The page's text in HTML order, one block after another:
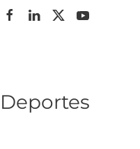
Deportes